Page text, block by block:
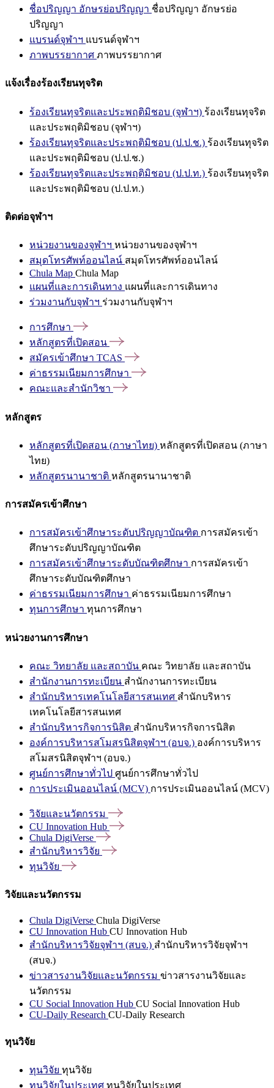
ชื่อปริญญา อักษรย่อปริญญา ชื่อปริญญา อักษรย่อ
ปริญญา
แบรนด์จุฬาฯ แบรนด์จุฬาฯ
ภาพบรรยากาศ ภาพบรรยากาศ
แจ้งเรื่องร้องเรียนทุจริต
ร้องเรียนทุจริตและประพฤติมิชอบ (จุฬาฯ) ร้องเรียนทุจริต
และประพฤติมิชอบ (จุฬาฯ)
ร้องเรียนทุจริตและประพฤติมิชอบ (ป.ป.ช.) ร้องเรียนทุจริต
และประพฤติมิชอบ (ป.ป.ช.)
ร้องเรียนทุจริตและประพฤติมิชอบ (ป.ป.ท.) ร้องเรียนทุจริต
และประพฤติมิชอบ (ป.ป.ท.)
ติดต่อจุฬาฯ
หน่วยงานของจุฬาฯ หน่วยงานของจุฬาฯ
สมุดโทรศัพท์ออนไลน์ สมุดโทรศัพท์ออนไลน์
Chula Map Chula Map
แผนที่และการเดินทาง แผนที่และการเดินทาง
ร่วมงานกับจุฬาฯ ร่วมงานกับจุฬาฯ
การศึกษา
หลักสูตรที่เปิดสอน
สมัครเข้าศึกษา TCAS
ค่าธรรมเนียมการศึกษา
คณะและสำนักวิชา
หลักสูตร
หลักสูตรที่เปิดสอน (ภาษาไทย) หลักสูตรที่เปิดสอน (ภาษา
ไทย)
หลักสูตรนานาชาติ หลักสูตรนานาชาติ
การสมัครเข้าศึกษา
การสมัครเข้าศึกษาระดับปริญญาบัณฑิต การสมัครเข้า
ศึกษาระดับปริญญาบัณฑิต
การสมัครเข้าศึกษาระดับบัณฑิตศึกษา การสมัครเข้า
ศึกษาระดับบัณฑิตศึกษา
ค่าธรรมเนียมการศึกษา ค่าธรรมเนียมการศึกษา
ทุนการศึกษา ทุนการศึกษา
หน่วยงานการศึกษา
คณะ วิทยาลัย และสถาบัน คณะ วิทยาลัย และสถาบัน
สำนักงานการทะเบียน สำนักงานการทะเบียน
สำนักบริหารเทคโนโลยีสารสนเทศ สำนักบริหาร
เทคโนโลยีสารสนเทศ
สำนักบริหารกิจการนิสิต สำนักบริหารกิจการนิสิต
องค์การบริหารสโมสรนิสิตจุฬาฯ (อบจ.) องค์การบริหาร
สโมสรนิสิตจุฬาฯ (อบจ.)
ศูนย์การศึกษาทั่วไป ศูนย์การศึกษาทั่วไป
การประเมินออนไลน์ (MCV) การประเมินออนไลน์ (MCV)
วิจัยและนวัตกรรม
CU Innovation Hub
Chula DigiVerse
สำนักบริหารวิจัย
ทุนวิจัย
วิจัยและนวัตกรรม
Chula DigiVerse Chula DigiVerse
CU Innovation Hub CU Innovation Hub
สำนักบริหารวิจัยจุฬาฯ (สบจ.) สำนักบริหารวิจัยจุฬาฯ
(สบจ.)
ข่าวสารงานวิจัยและนวัตกรรม ข่าวสารงานวิจัยและ
นวัตกรรม
CU Social Innovation Hub CU Social Innovation Hub
CU-Daily Research CU-Daily Research
ทุนวิจัย
ทุนวิจัย ทุนวิจัย
ทุนวิจัยในประเทศ ทุนวิจัยในประเทศ